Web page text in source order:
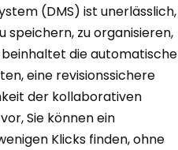
(DMS) ist unerlässlich,
zu organisieren,
beinhaltet die automatische
eine revisionssichere
der kollaborativen
Sie können ein
Klicks finden, ohne